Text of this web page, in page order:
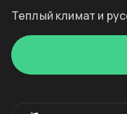
Теплый климат и